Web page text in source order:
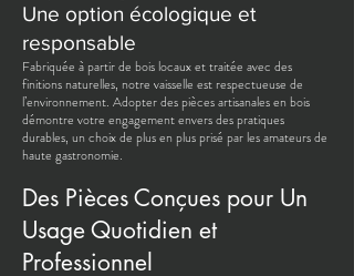
Une option écologique et
responsable
Fabriquée à partir de bois locaux et traitée avec des
finitions naturelles, notre vaisselle est respectueuse de
l’environnement. Adopter des pièces artisanales en bois
démontre votre engagement envers des pratiques
durables, un choix de plus en plus prisé par les amateurs de
haute gastronomie.
Des Pièces Conçues pour Un
Usage Quotidien et
Professionnel